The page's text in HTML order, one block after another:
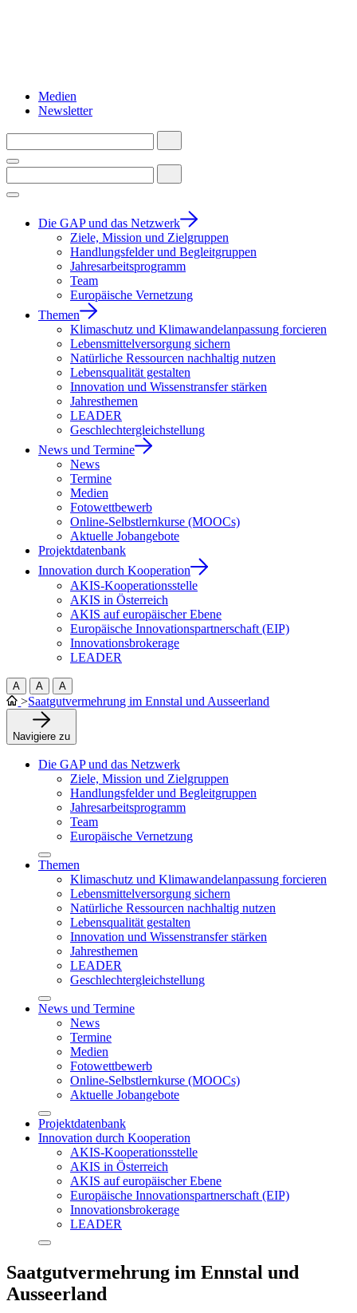
Medien
Newsletter
Die GAP und das Netzwerk
Ziele, Mission und Zielgruppen
Handlungsfelder und Begleitgruppen
Jahresarbeitsprogramm
Team
Europäische Vernetzung
Themen
Klimaschutz und Klimawandelanpassung forcieren
Lebensmittelversorgung sichern
Natürliche Ressourcen nachhaltig nutzen
Lebensqualität gestalten
Innovation und Wissenstransfer stärken
Jahresthemen
LEADER
Geschlechtergleichstellung
News und Termine
News
Termine
Medien
Fotowettbewerb
Online-Selbstlernkurse (MOOCs)
Aktuelle Jobangebote
Projektdatenbank
Innovation durch Kooperation
AKIS-Kooperationsstelle
AKIS in Österreich
AKIS auf europäischer Ebene
Europäische Innovationspartnerschaft (EIP)
Innovationsbrokerage
LEADER
A A A
>Saatgutvermehrung im Ennstal und Ausseerland
Navigiere zu
Die GAP und das Netzwerk
Ziele, Mission und Zielgruppen
Handlungsfelder und Begleitgruppen
Jahresarbeitsprogramm
Team
Europäische Vernetzung
Themen
Klimaschutz und Klimawandelanpassung forcieren
Lebensmittelversorgung sichern
Natürliche Ressourcen nachhaltig nutzen
Lebensqualität gestalten
Innovation und Wissenstransfer stärken
Jahresthemen
LEADER
Geschlechtergleichstellung
News und Termine
News
Termine
Medien
Fotowettbewerb
Online-Selbstlernkurse (MOOCs)
Aktuelle Jobangebote
Projektdatenbank
Innovation durch Kooperation
AKIS-Kooperationsstelle
AKIS in Österreich
AKIS auf europäischer Ebene
Europäische Innovationspartnerschaft (EIP)
Innovationsbrokerage
LEADER
Saatgutvermehrung im Ennstal und
Ausseerland